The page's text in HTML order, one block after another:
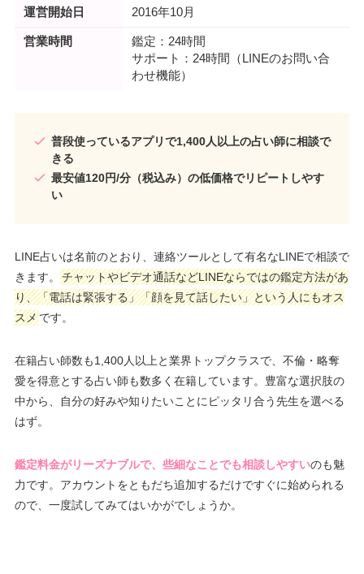
運営開始日 2016年10月
営業時間
鑑定：24時間
サポート：24時間（LINEのお問い合
わせ機能）
普段使っているアプリで1,400人以上の占い師に相談で
きる
最安値120円/分（税込み）の低価格でリピートしやす
い
LINE占いは名前のとおり、連絡ツールとして有名なLINEで相談で
きます。
チャットやビデオ通話などLINEならではの鑑定方法があ
り、「電話は緊張する」「顔を見て話したい」という人にもオス
スメです。
在籍占い師数も1,400人以上と業界トップクラスで、不倫・略奪
愛を得意とする占い師も数多く在籍しています。豊富な選択肢の
中から、自分の好みや知りたいことにピッタリ合う先生を選べる
はず。
鑑定料金がリーズナブルで、些細なことでも相談しやすいのも魅
力です。アカウントをともだち追加するだけですぐに始められる
ので、一度試してみてはいかがでしょうか。